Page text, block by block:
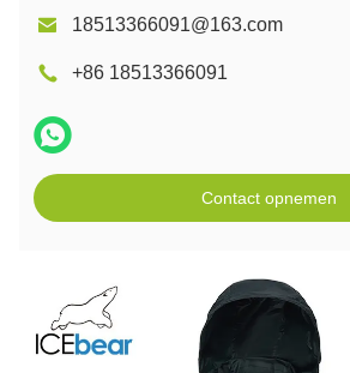
18513366091@163.com
+86 18513366091
Contact opnemen